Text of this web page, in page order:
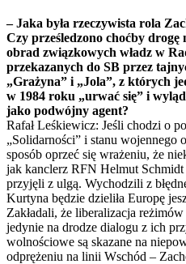
– Jaka była rzeczywista rola
Czy prześledzono choćby
obrad związkowych władz w
przekazanych do SB przez
„Grażyna” i „Jola”, z których
w 1984 roku „urwać się” i
jako podwójny agent?
Rafał Leśkiewicz: Jeśli chodzi o
„Solidarności” i stanu wojennego
sposób oprzeć się wrażeniu, że
jak kanclerz RFN Helmut Schmidt
przyjęli z ulgą. Wychodzili z
Kurtyna będzie dzieliła Europę
Zakładali, że liberalizacja
jedynie na drodze dialogu z ich
wolnościowe są skazane na
odprężeniu na linii Wschód –